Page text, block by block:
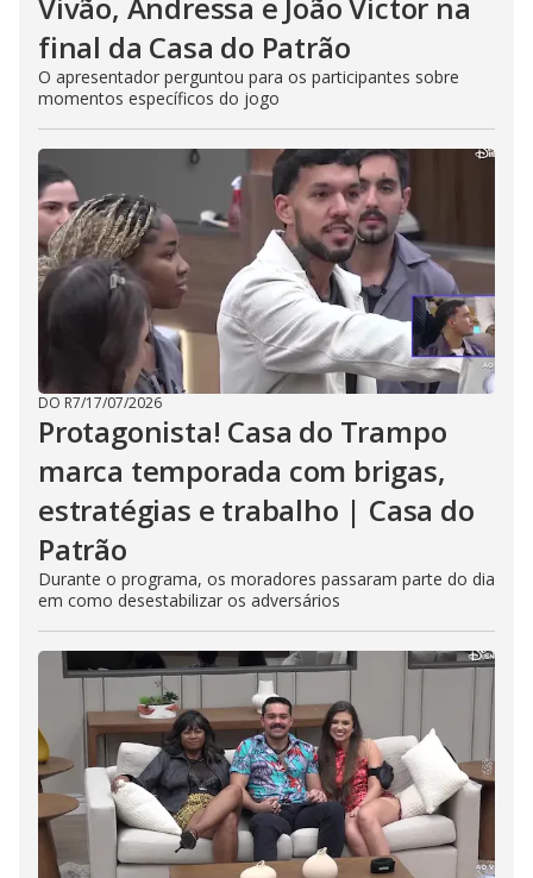
final da Casa do Patrão
O apresentador perguntou para os participantes sobre
momentos específicos do jogo
DO R7/17/07/2026
Protagonista! Casa do Trampo
marca temporada com brigas,
estratégias e trabalho | Casa do
Patrão
Durante o programa, os moradores passaram parte do dia
em como desestabilizar os adversários